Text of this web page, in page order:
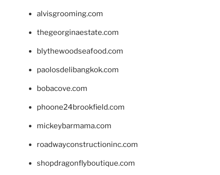
alvisgrooming.com
thegeorginaestate.com
blythewoodseafood.com
paolosdelibangkok.com
bobacove.com
phoone24brookfield.com
mickeybarmama.com
roadwayconstructioninc.com
shopdragonflyboutique.com